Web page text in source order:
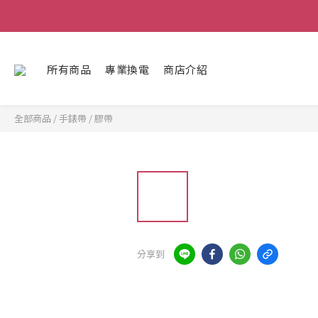
所有商品 專業換電 商店介紹
全部商品 /手錶帶 /膠帶
分享到